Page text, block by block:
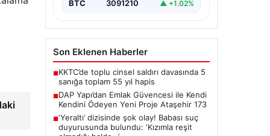
BTC 3091210 ▲ +1.02%
Son Eklenen Haberler
■KKTC’de toplu cinsel saldırı davasında 5
sanığa toplam 55 yıl hapis
■DAP Yapı’dan Emlak Güvencesi ile Kendi
Kendini Ödeyen Yeni Proje Ataşehir 173
■‘Yeraltı’ dizisinde şok olay! Babası suç
duyurusunda bulundu: ‘Kızımla reşit